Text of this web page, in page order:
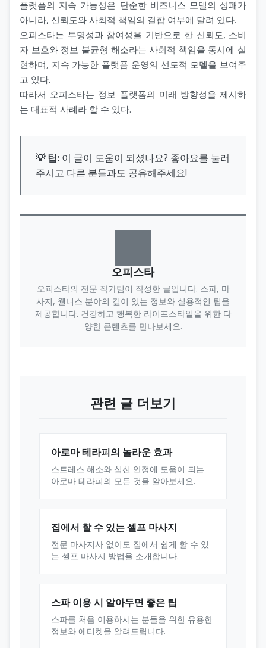
플랫폼의 지속 가능성은 단순한 비즈니스 모델의 성패가
아니라, 신뢰도와 사회적 책임의 결합 여부에 달려 있다.
오피스타는 투명성과 참여성을 기반으로 한 신뢰도, 소비
자 보호와 정보 불균형 해소라는 사회적 책임을 동시에 실
현하며, 지속 가능한 플랫폼 운영의 선도적 모델을 보여주
고 있다.
따라서 오피스타는 정보 플랫폼의 미래 방향성을 제시하
는 대표적 사례라 할 수 있다.
💡 팁: 이 글이 도움이 되셨나요? 좋아요를 눌러
주시고 다른 분들과도 공유해주세요!
오피스타
오피스타의 전문 작가팀이 작성한 글입니다. 스파, 마
사지, 웰니스 분야의 깊이 있는 정보와 실용적인 팁을
제공합니다. 건강하고 행복한 라이프스타일을 위한 다
양한 콘텐츠를 만나보세요.
관련 글 더보기
아로마 테라피의 놀라운 효과
스트레스 해소와 심신 안정에 도움이 되는
아로마 테라피의 모든 것을 알아보세요.
집에서 할 수 있는 셀프 마사지
전문 마사지사 없이도 집에서 쉽게 할 수 있
는 셀프 마사지 방법을 소개합니다.
스파 이용 시 알아두면 좋은 팁
스파를 처음 이용하시는 분들을 위한 유용한
정보와 에티켓을 알려드립니다.